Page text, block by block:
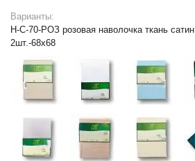
Варианты:
Н-С-70-РОЗ розовая наволочка ткань сатин
2шт.-68х68